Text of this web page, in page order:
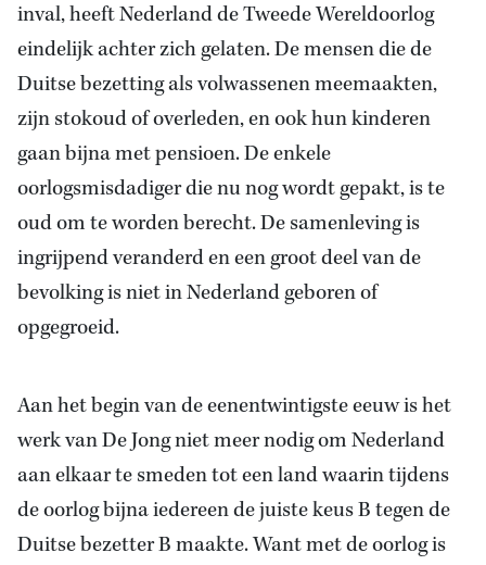
inval, heeft Nederland de Tweede Wereldoorlog
eindelijk achter zich gelaten. De mensen die de
Duitse bezetting als volwassenen meemaakten,
zijn stokoud of overleden, en ook hun kinderen
gaan bijna met pensioen. De enkele
oorlogsmisdadiger die nu nog wordt gepakt, is te
oud om te worden berecht. De samenleving is
ingrijpend veranderd en een groot deel van de
bevolking is niet in Nederland geboren of
opgegroeid.
Aan het begin van de eenentwintigste eeuw is het
werk van De Jong niet meer nodig om Nederland
aan elkaar te smeden tot een land waarin tijdens
de oorlog bijna iedereen de juiste keus B tegen de
Duitse bezetter B maakte. Want met de oorlog is